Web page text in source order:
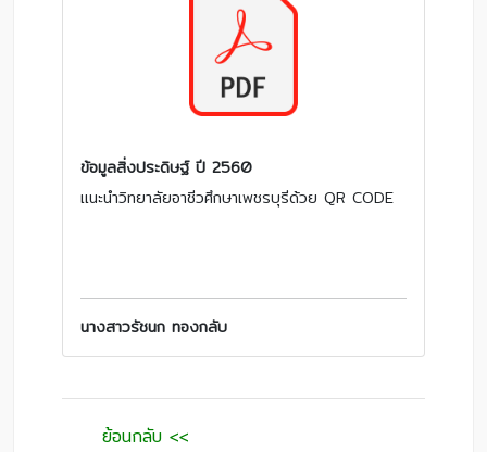
ข้อมูลสิ่งประดิษฐ์ ปี 2560
แนะนำวิทยาลัยอาชีวศึกษาเพชรบุรีด้วย QR CODE
นางสาวรัชนก ทองกลับ
ย้อนกลับ <<